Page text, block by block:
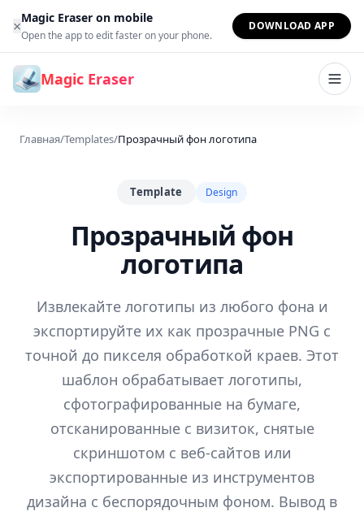
Перейти к содержимому
×Magic Eraser on mobile
Open the app to edit faster on your phone.
DOWNLOAD APP
Magic Eraser
Главная/Templates/Прозрачный фон логотипа
Template Design
Прозрачный фон
логотипа
Извлекайте логотипы из любого фона и
экспортируйте их как прозрачные PNG с
точной до пикселя обработкой краев. Этот
шаблон обрабатывает логотипы,
сфотографированные на бумаге,
отсканированные с визиток, снятые
скриншотом с веб-сайтов или
экспортированные из инструментов
дизайна с беспорядочным фоном. Вывод в